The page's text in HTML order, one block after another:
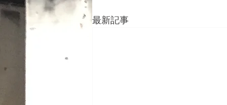
最新記事